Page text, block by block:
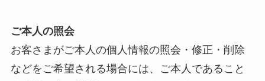
ご本人の照会
お客さまがご本人の個人情報の照会・修正・削除
などをご希望される場合には、ご本人であること